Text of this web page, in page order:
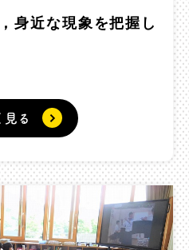
身近な現象を把握し
見る